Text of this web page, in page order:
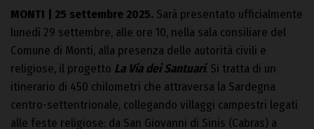
MONTI | 25 settembre 2025. Sarà presentato ufficialmente
lunedì 29 settembre, alle ore 10, nella sala consiliare del
Comune di Monti, alla presenza delle autorità civili e
religiose, il progetto La Via dei Santuari. Si tratta di un
itinerario di 450 chilometri che attraversa la Sardegna
centro-settentrionale, collegando villaggi campestri legati
alle feste religiose: da San Giovanni di Sinis (Cabras) a